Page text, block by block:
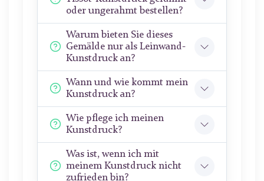
oder ungerahmt bestellen?
Warum bieten Sie dieses
Gemälde nur als Leinwand-
Kunstdruck an?
Wann und wie kommt mein
Kunstdruck an?
Wie pflege ich meinen
Kunstdruck?
Was ist, wenn ich mit
meinem Kunstdruck nicht
zufrieden bin?